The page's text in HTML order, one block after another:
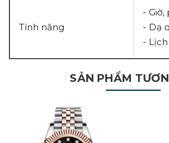
Tính năng
- Giờ,
- Dạ
-
SẢN PHẨM